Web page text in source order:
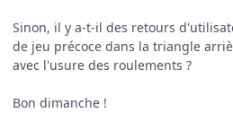
Sinon, il y a-t-il des retours
de jeu précoce dans la triangle
avec l'usure des roulements ?
Bon dimanche !